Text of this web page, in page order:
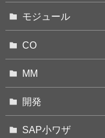
モジュール
CO
MM
開発
SAP小ワザ